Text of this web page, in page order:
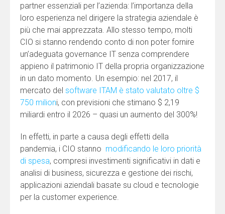
partner essenziali per l’azienda: l’importanza della
loro esperienza nel dirigere la strategia aziendale è
più che mai apprezzata. Allo stesso tempo, molti
CIO si stanno rendendo conto di non poter fornire
un’adeguata governance IT senza comprendere
appieno il patrimonio IT della propria organizzazione
in un dato momento. Un esempio: nel 2017, il
mercato del software ITAM è stato valutato oltre $
750 milioni, con previsioni che stimano $ 2,19
miliardi entro il 2026 – quasi un aumento del 300%!
In effetti, in parte a causa degli effetti della
pandemia, i CIO stanno modificando le loro priorità
di spesa, compresi investimenti significativi in ​​dati e
analisi di business, sicurezza e gestione dei rischi,
applicazioni aziendali basate su cloud e tecnologie
per la customer experience.